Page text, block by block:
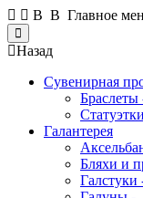
В В Главное
Close
Назад
Сувенирная
Браслеты
Галантерея
Бляхи и
Галстуки